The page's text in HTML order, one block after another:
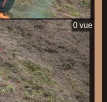
0 vue